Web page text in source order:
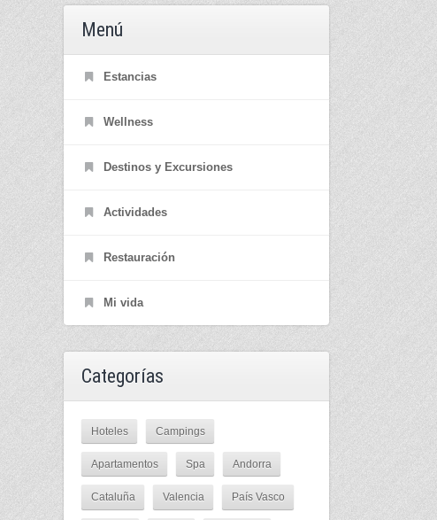
Menú
Estancias
Wellness
Destinos y Excursiones
Actividades
Restauración
Mi vida
Categorías
Hoteles Campings
Apartamentos Spa Andorra
Cataluña Valencia País Vasco